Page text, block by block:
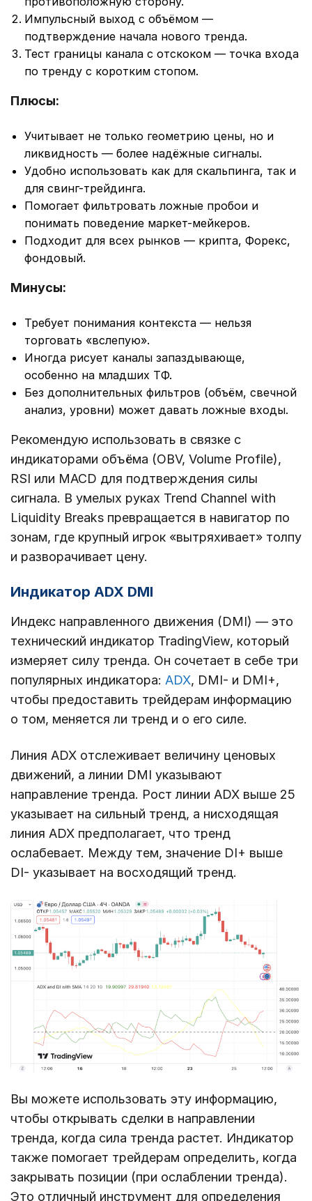
Импульсный выход с объёмом —
подтверждение начала нового тренда.
Тест границы канала с отскоком — точка входа
по тренду с коротким стопом.
Плюсы:
Учитывает не только геометрию цены, но и
ликвидность — более надёжные сигналы.
Удобно использовать как для скальпинга, так и
для свинг-трейдинга.
Помогает фильтровать ложные пробои и
понимать поведение маркет-мейкеров.
Подходит для всех рынков — крипта, Форекс,
фондовый.
Минусы:
Требует понимания контекста — нельзя
торговать «вслепую».
Иногда рисует каналы запаздывающе,
особенно на младших ТФ.
Без дополнительных фильтров (объём, свечной
анализ, уровни) может давать ложные входы.
Рекомендую использовать в связке с
индикаторами объёма (OBV, Volume Profile),
RSI или MACD для подтверждения силы
сигнала. В умелых руках Trend Channel with
Liquidity Breaks превращается в навигатор по
зонам, где крупный игрок «вытряхивает» толпу
и разворачивает цену.
Индикатор ADX DMI
Индекс направленного движения (DMI) — это
технический индикатор TradingView, который
измеряет силу тренда. Он сочетает в себе три
популярных индикатора: ADX, DMI- и DMI+,
чтобы предоставить трейдерам информацию
о том, меняется ли тренд и о его силе.
Линия ADX отслеживает величину ценовых
движений, а линии DMI указывают
направление тренда. Рост линии ADX выше 25
указывает на сильный тренд, а нисходящая
линия ADX предполагает, что тренд
ослабевает. Между тем, значение DI+ выше
DI- указывает на восходящий тренд.
Вы можете использовать эту информацию,
чтобы открывать сделки в направлении
тренда, когда сила тренда растет. Индикатор
также помогает трейдерам определить, когда
закрывать позиции (при ослаблении тренда).
Это отличный инструмент для определения